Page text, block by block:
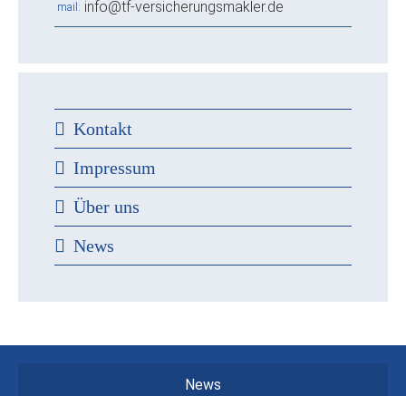
mail info@tf-versicherungsmakler.de
Kontakt
Impressum
Über uns
News
News